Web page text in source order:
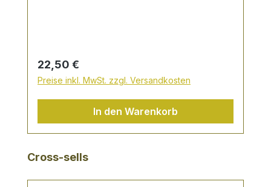
Roggen
Regulärer Preis:
22,50 €
Preise inkl. MwSt. zzgl. Versandkosten
In den Warenkorb
Produktgalerie überspringen
Cross-sells